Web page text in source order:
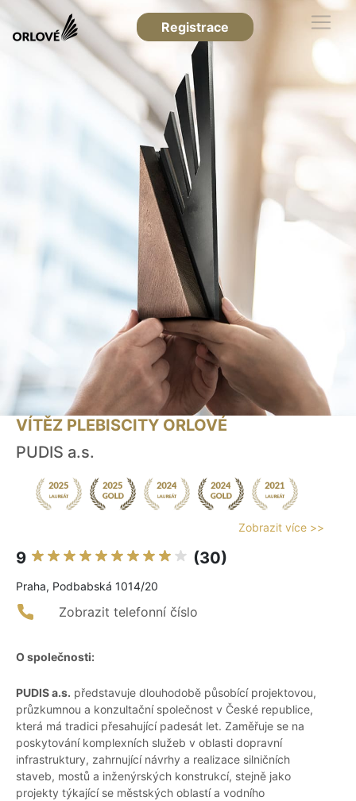
Registrace
VÍTĚZ PLEBISCITY ORLOVÉ
PUDIS a.s.
Zobrazit více >>
9 (30)
Praha, Podbabská 1014/20
Zobrazit telefonní číslo
O společnosti:
PUDIS a.s. představuje dlouhodobě působící projektovou,
průzkumnou a konzultační společnost v České republice,
která má tradici přesahující padesát let. Zaměřuje se na
poskytování komplexních služeb v oblasti dopravní
infrastruktury, zahrnující návrhy a realizace silničních
staveb, mostů a inženýrských konstrukcí, stejně jako
projekty týkající se městských oblastí a vodního